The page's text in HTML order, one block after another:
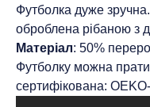
Футболка дуже
оброблена рібаною з
Матеріал: 50%
Футболку можна
сертифікована: